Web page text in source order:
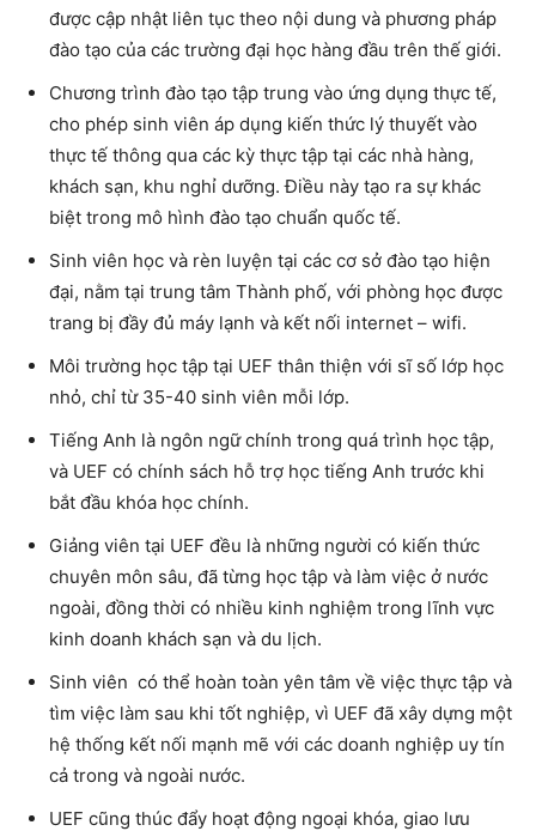
được cập nhật liên tục theo nội dung và phương pháp
đào tạo của các trường đại học hàng đầu trên thế giới.
Chương trình đào tạo tập trung vào ứng dụng thực tế,
cho phép sinh viên áp dụng kiến thức lý thuyết vào
thực tế thông qua các kỳ thực tập tại các nhà hàng,
khách sạn, khu nghỉ dưỡng. Điều này tạo ra sự khác
biệt trong mô hình đào tạo chuẩn quốc tế.
Sinh viên học và rèn luyện tại các cơ sở đào tạo hiện
đại, nằm tại trung tâm Thành phố, với phòng học được
trang bị đầy đủ máy lạnh và kết nối internet – wifi.
Môi trường học tập tại UEF thân thiện với sĩ số lớp học
nhỏ, chỉ từ 35-40 sinh viên mỗi lớp.
Tiếng Anh là ngôn ngữ chính trong quá trình học tập,
và UEF có chính sách hỗ trợ học tiếng Anh trước khi
bắt đầu khóa học chính.
Giảng viên tại UEF đều là những người có kiến thức
chuyên môn sâu, đã từng học tập và làm việc ở nước
ngoài, đồng thời có nhiều kinh nghiệm trong lĩnh vực
kinh doanh khách sạn và du lịch.
Sinh viên có thể hoàn toàn yên tâm về việc thực tập và
tìm việc làm sau khi tốt nghiệp, vì UEF đã xây dựng một
hệ thống kết nối mạnh mẽ với các doanh nghiệp uy tín
cả trong và ngoài nước.
UEF cũng thúc đẩy hoạt động ngoại khóa, giao lưu